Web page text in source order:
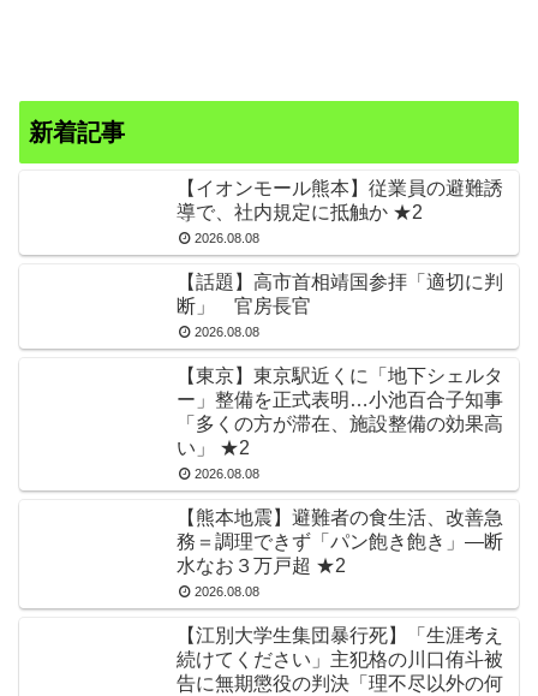
新着記事
【イオンモール熊本】従業員の避難誘
導で、社内規定に抵触か ★2
2026.08.08
【話題】高市首相靖国参拝「適切に判
断」 官房長官
2026.08.08
【東京】東京駅近くに「地下シェルタ
ー」整備を正式表明…小池百合子知事
「多くの方が滞在、施設整備の効果高
い」 ★2
2026.08.08
【熊本地震】避難者の食生活、改善急
務＝調理できず「パン飽き飽き」―断
水なお３万戸超 ★2
2026.08.08
【江別大学生集団暴行死】「生涯考え
続けてください」主犯格の川口侑斗被
告に無期懲役の判決「理不尽以外の何